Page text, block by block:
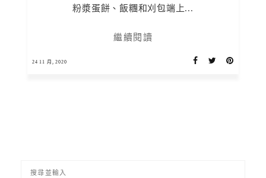
粉漿蛋餅、飯糰和刈包端上...
繼續閱讀
24 11 月, 2020